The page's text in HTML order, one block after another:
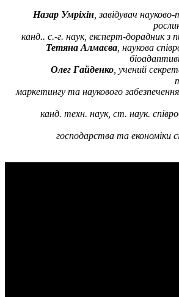
Назар Умріхін , завідувач
канд.. с.-г. наук, експерт-дорадник з
Тетяна Алмаєва , наукова
Олег Гайденко , учений
маркетингу та наукового
канд. техн. наук, ст. наук.
господарства та економіки